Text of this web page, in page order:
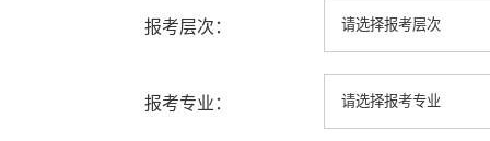
报考层次：
报考专业：